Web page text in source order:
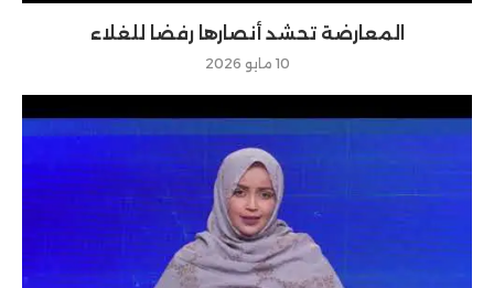
المعارضة تحشد أنصارها رفضا للغلاء
10 مايو 2026